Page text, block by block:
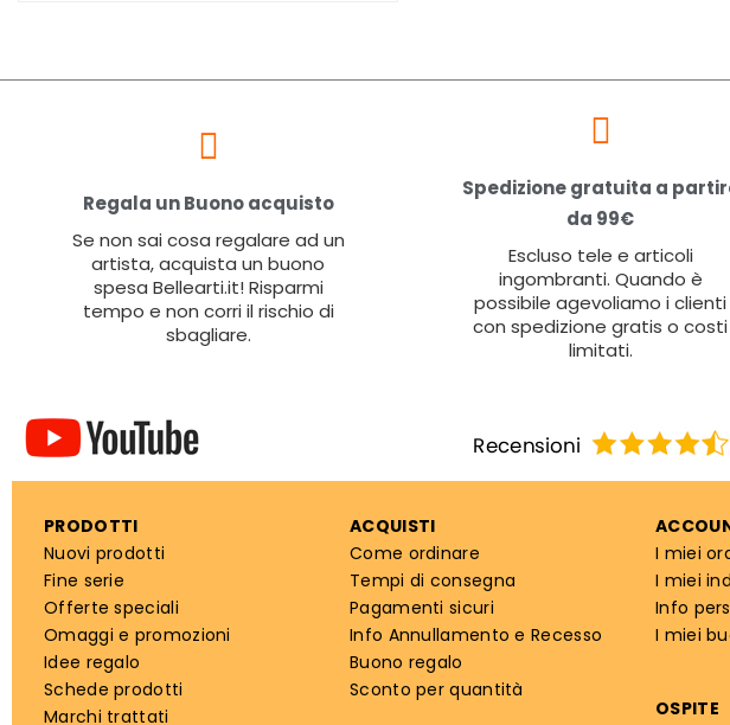
Regala un Buono acquisto
Se non sai cosa regalare ad un
artista, acquista un buono
spesa Bellearti.it! Risparmi
tempo e non corri il rischio di
sbagliare.
Spedizione gratuita a
da 99€
Escluso tele e articoli
ingombranti. Quando è
possibile agevoliamo i clienti
con spedizione gratis o costi
limitati.
PRODOTTI
Nuovi prodotti
Fine serie
Offerte speciali
Omaggi e promozioni
Idee regalo
Schede prodotti
Marchi trattati
ACQUISTI
Come ordinare
Tempi di consegna
Pagamenti sicuri
Info Annullamento e Recesso
Buono regalo
Sconto per quantità
I miei
I miei
Info
I miei
OSPITE